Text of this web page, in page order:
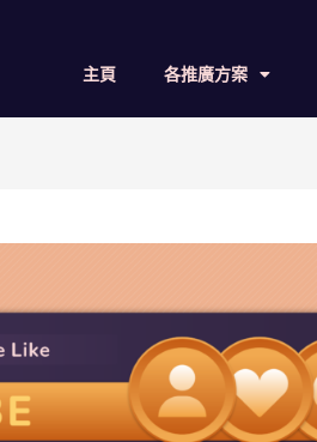
主頁 各推廣方案